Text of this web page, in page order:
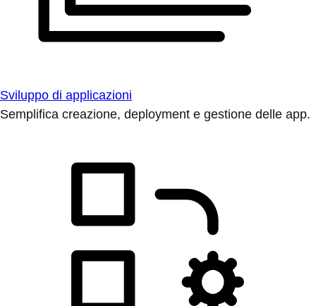
Sviluppo di applicazioni
Semplifica creazione, deployment e gestione delle app.